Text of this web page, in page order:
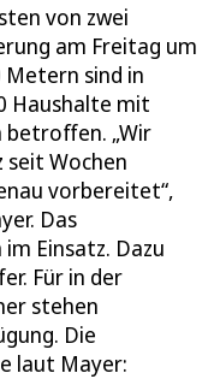
von zwei
am Freitag um
Metern sind in
Haushalte mit
betroffen. „Wir
seit Wochen
vorbereitet“,
Das
Einsatz. Dazu
Für in der
stehen
Die
laut Mayer: